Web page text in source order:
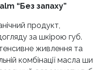
“Без запаху”
продукт,
за шкірою губ.
живлення та
комбінації масла ши